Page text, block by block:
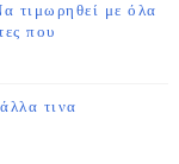
τιμωρηθεί με όλα
που
τινα